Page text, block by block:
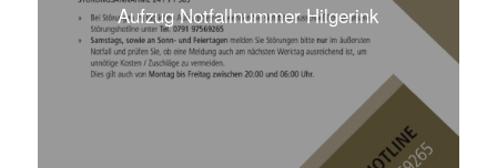
Aufzug Notfallnummer Hilgerink